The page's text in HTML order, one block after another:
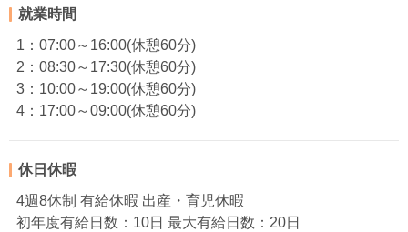
就業時間
1：07:00～16:00(休憩60分)
2：08:30～17:30(休憩60分)
3：10:00～19:00(休憩60分)
4：17:00～09:00(休憩60分)
休日休暇
4週8休制 有給休暇 出産・育児休暇
初年度有給日数：10日 最大有給日数：20日